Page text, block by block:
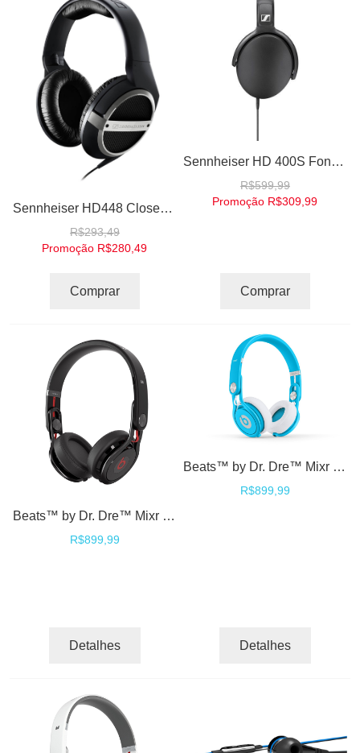
Sennheiser HD448 Closed Circumaural Hi-Fi Fone de Ouvido Headphones Over the ear
R$293,49
Promoção R$280,49
Comprar
Sennheiser HD 400S Fone de ouvido Headphones Over-Ear com microfone
R$599,99
Promoção R$309,99
Comprar
Beats™ by Dr. Dre™ Mixr David Guetta Edition DJ Fones Headphones On ear - Black
R$899,99
Detalhes
R$899,99
Detalhes